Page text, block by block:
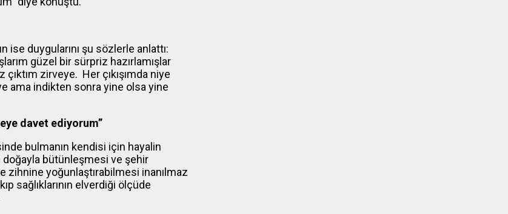
ise duygularını şu sözlerle anlattı:
güzel bir sürpriz hazırlamışlar
zirveye. Her çıkışımda niye
ama indikten sonra yine olsa yine
davet ediyorum”
bulmanın kendisi için hayalin
bütünleşmesi ve şehir
zihnine yoğunlaştırabilmesi inanılmaz
sağlıklarının elverdiği ölçüde